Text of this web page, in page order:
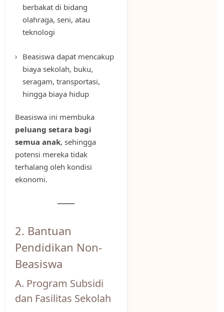
berbakat di bidang
olahraga, seni, atau
teknologi
Beasiswa dapat mencakup
biaya sekolah, buku,
seragam, transportasi,
hingga biaya hidup
Beasiswa ini membuka
peluang setara bagi
semua anak, sehingga
potensi mereka tidak
terhalang oleh kondisi
ekonomi.
2. Bantuan
Pendidikan Non-
Beasiswa
A. Program Subsidi
dan Fasilitas Sekolah